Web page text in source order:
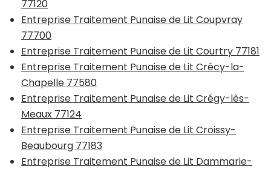
77120
Entreprise Traitement Punaise de Lit Coupvray
77700
Entreprise Traitement Punaise de Lit Courtry 77181
Entreprise Traitement Punaise de Lit Crécy-la-
Chapelle 77580
Entreprise Traitement Punaise de Lit Crégy-lès-
Meaux 77124
Entreprise Traitement Punaise de Lit Croissy-
Beaubourg 77183
Entreprise Traitement Punaise de Lit Dammarie-